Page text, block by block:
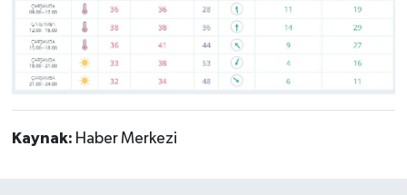
Kaynak: Haber Merkezi